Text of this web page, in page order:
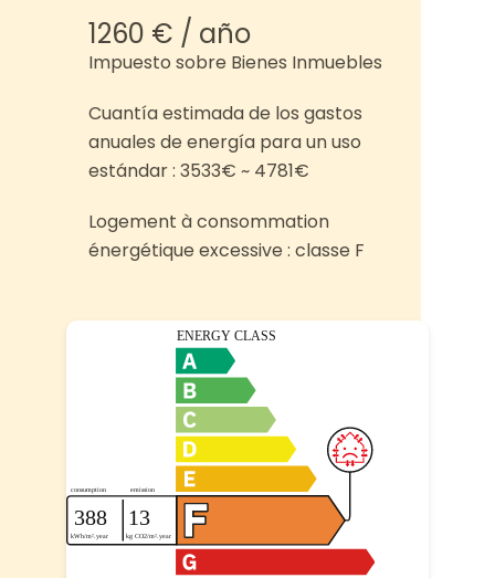
1260 € / año
Impuesto sobre Bienes Inmuebles
Cuantía estimada de los gastos
anuales de energía para un uso
estándar : 3533€ ~ 4781€
Logement à consommation
énergétique excessive : classe F